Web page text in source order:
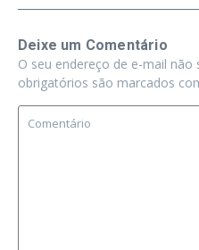
Deixe um Comentário
O seu endereço de e-mail não
obrigatórios são marcados